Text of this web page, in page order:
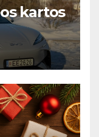
kartos